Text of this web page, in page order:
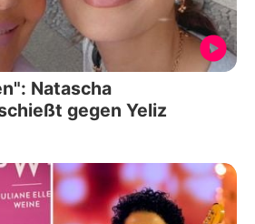
Natascha
gegen Yeliz